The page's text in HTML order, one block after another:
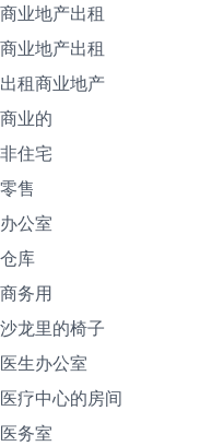
商业地产出租
商业地产出租
出租商业地产
商业的
非住宅
零售
办公室
仓库
商务用
沙龙里的椅子
医生办公室
医疗中心的房间
医务室